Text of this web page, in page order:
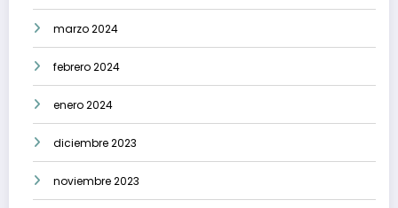
marzo 2024
febrero 2024
enero 2024
diciembre 2023
noviembre 2023